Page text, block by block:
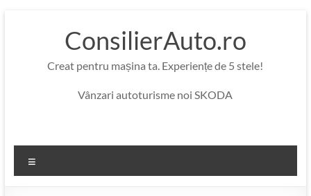
ConsilierAuto.ro
Creat pentru mașina ta. Experiențe de 5 stele!
Vânzari autoturisme noi SKODA